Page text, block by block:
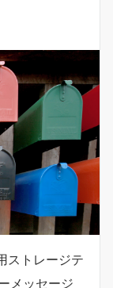
ストレージテ
メッセージ